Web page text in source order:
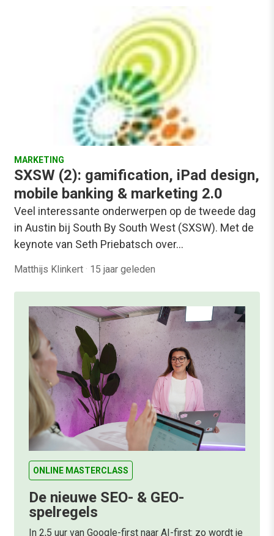
MARKETING
SXSW (2): gamification, iPad design,
mobile banking & marketing 2.0
Veel interessante onderwerpen op de tweede dag
in Austin bij South By South West (SXSW). Met de
keynote van Seth Priebatsch over…
Matthijs Klinkert · 15 jaar geleden
ONLINE MASTERCLASS
De nieuwe SEO- & GEO-
spelregels
In 2,5 uur van Google-first naar AI-first: zo wordt je